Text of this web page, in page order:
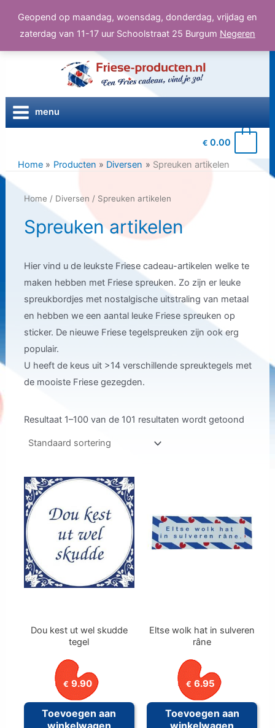
Geopend op maandag, woensdag, donderdag, vrijdag en
zaterdag van 11-17 uur Schoolstraat 25 Burgum Negeren
inhoud
menu
€ 0.00
Home Producten Diversen Spreuken artikelen
Home / Diversen / Spreuken artikelen
Spreuken artikelen
Hier vind u de leukste Friese cadeau-artikelen welke te
maken hebben met Friese spreuken. Zo zijn er leuke
spreukbordjes met nostalgische uitstraling van metaal
en hebben we een aantal leuke Friese spreuken op
sticker. De nieuwe Friese tegelspreuken zijn ook erg
populair.
U heeft de keus uit >14 verschillende spreuktegels met
de mooiste Friese gezegden.
Resultaat 1–100 van de 101 resultaten wordt getoond
Dou kest ut wel skudde
tegel
€ 9.90
Toevoegen aan
Eltse wolk hat in sulveren
râne
€ 6.95
Toevoegen aan